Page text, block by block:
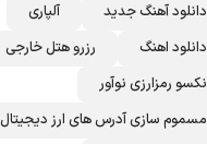
دانلود آهنگ جدید
آلپاری
دانلود اهنگ
رزرو هتل خارجی
نکسو رمزارزی نوآور
مسموم سازی آدرس های ارز دیجیتال